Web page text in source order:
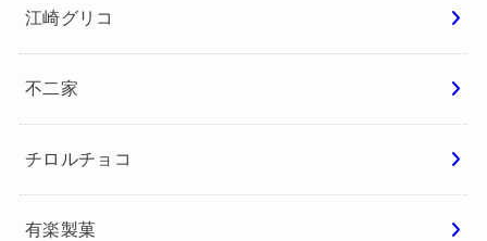
江崎グリコ
不二家
チロルチョコ
有楽製菓